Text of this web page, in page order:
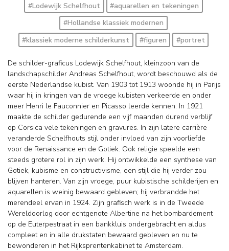
#Lodewijk Schelfhout
#aquarellen en tekeningen
#Hollandse klassiek modernen
#klassiek moderne schilderkunst
#figuren #portret
De schilder-graficus Lodewijk Schelfhout, kleinzoon van de
landschapschilder Andreas Schelfhout, wordt beschouwd als de
eerste Nederlandse kubist. Van 1903 tot 1913 woonde hij in Parijs
waar hij in kringen van de vroege kubisten verkeerde en onder
meer Henri le Fauconnier en Picasso leerde kennen. In 1921
maakte de schilder gedurende een vijf maanden durend verblijf
op Corsica vele tekeningen en gravures. In zijn latere carrière
veranderde Schelfhouts stijl onder invloed van zijn voorliefde
voor de Renaissance en de Gotiek. Ook religie speelde een
steeds grotere rol in zijn werk. Hij ontwikkelde een synthese van
Gotiek, kubisme en constructivisme, een stijl die hij verder zou
blijven hanteren. Van zijn vroege, puur kubistische schilderijen en
aquarellen is weinig bewaard gebleven; hij verbrandde het
merendeel ervan in 1924. Zijn grafisch werk is in de Tweede
Wereldoorlog door echtgenote Albertine na het bombardement
op de Euterpestraat in een bankkluis ondergebracht en aldus
compleet en in alle drukstaten bewaard gebleven en nu te
bewonderen in het Rijksprentenkabinet te Amsterdam.